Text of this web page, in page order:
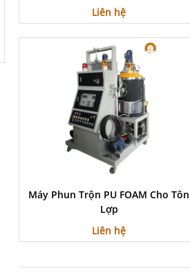
Liên hệ
Máy Phun Trộn PU FOAM Cho Tôn
Lợp
Liên hệ